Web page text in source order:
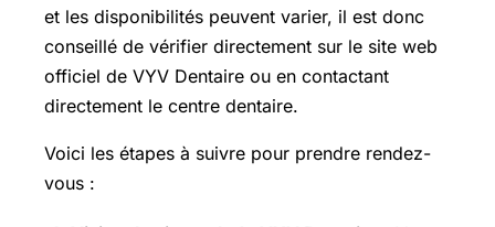
et les disponibilités peuvent varier, il est donc
conseillé de vérifier directement sur le site web
officiel de VYV Dentaire ou en contactant
directement le centre dentaire.
Voici les étapes à suivre pour prendre rendez-
vous :